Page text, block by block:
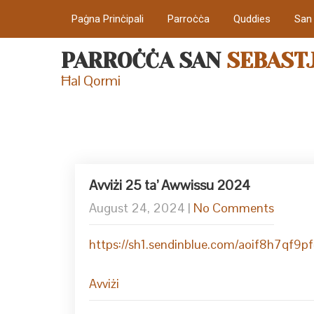
Paġna Prinċipali Parroċċa Quddies
PARROĊĊA SAN
Ħal Qormi
Avviżi 25 ta’ Awwissu 2024
August 24, 2024 | No Comments
https://sh1.sendinblue.com/
Avviżi